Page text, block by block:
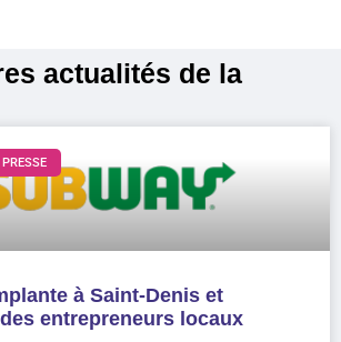
actualités de la
à Saint-Denis et
entrepreneurs locaux